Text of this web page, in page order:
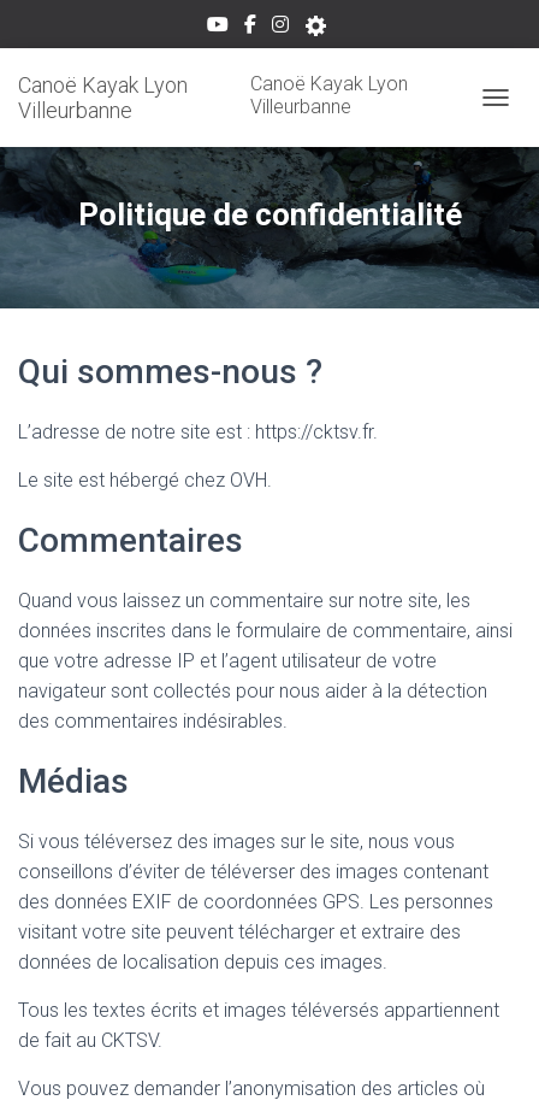
Canoë Kayak Lyon
Villeurbanne
Canoë Kayak Lyon
Villeurbanne
Politique de confidentialité
Qui sommes-nous ?
L’adresse de notre site est : https://cktsv.fr.
Le site est hébergé chez OVH.
Commentaires
Quand vous laissez un commentaire sur notre site, les
données inscrites dans le formulaire de commentaire, ainsi
que votre adresse IP et l’agent utilisateur de votre
navigateur sont collectés pour nous aider à la détection
des commentaires indésirables.
Médias
Si vous téléversez des images sur le site, nous vous
conseillons d’éviter de téléverser des images contenant
des données EXIF de coordonnées GPS. Les personnes
visitant votre site peuvent télécharger et extraire des
données de localisation depuis ces images.
Tous les textes écrits et images téléversés appartiennent
de fait au CKTSV.
Vous pouvez demander l’anonymisation des articles où